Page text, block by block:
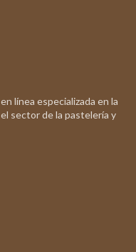
línea especializada en la
sector de la pastelería y